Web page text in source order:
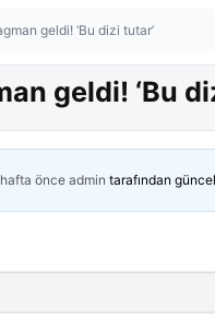
geldi! ‘Bu dizi tutar’
geldi! ‘Bu
önce admin tarafından